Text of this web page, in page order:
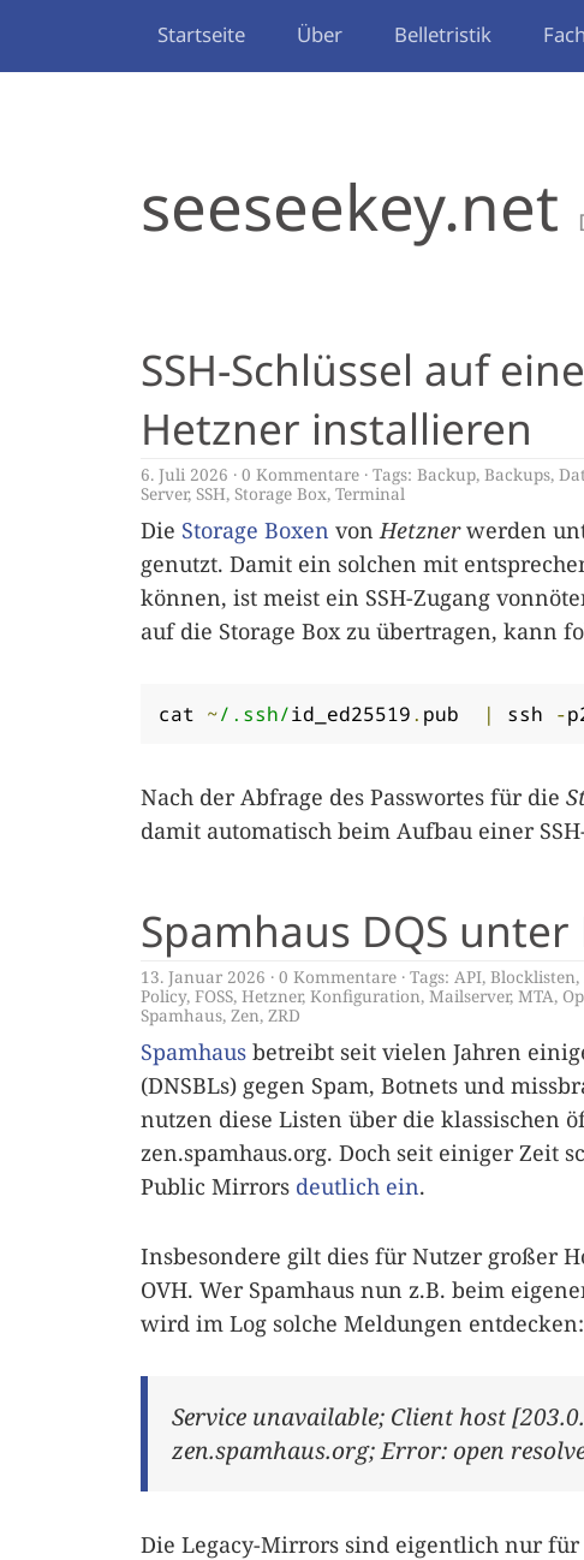
Startseite Über Belletristik
seeseekey.net
SSH-Schlüssel auf
Hetzner installieren
6. Juli 2026 0 Kommentare Tags: Backup, Backups,
Server, SSH, Storage Box, Terminal
Die Storage Boxen vonHetznerwerden
genutzt. Damit ein solchen mit
können, ist meist ein SSH-Zugang
auf die Storage Box zu übertragen, kann
cat ~/.ssh/id_ed25519. pub | ssh -
Nach der Abfrage des Passwortes für die
damit automatisch beim Aufbau einer
Spamhaus DQS
13. Januar 2026 0 Kommentare Tags: API, Blocklisten,
Policy, FOSS, Hetzner, Konfiguration, Mailserver, MTA,
Spamhaus, Zen, ZRD
Spamhaus betreibt seit vielen Jahren
(DNSBLs) gegen Spam, Botnets und
nutzen diese Listen über die klassischen
zen.spamhaus.org. Doch seit einiger Zeit
Public Mirrors deutlich ein.
Insbesondere gilt dies für Nutzer großer
OVH. Wer Spamhaus nun z.B. beim
wird im Log solche Meldungen entdecken:
Service unavailable; Client host
zen.spamhaus.org; Error: open
Die Legacy-Mirrors sind eigentlich nur